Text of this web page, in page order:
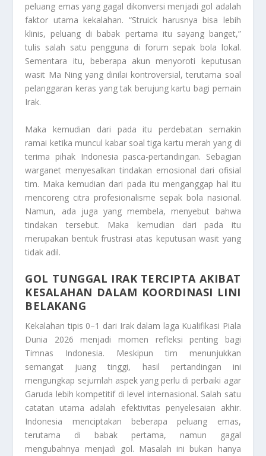
peluang emas yang gagal dikonversi menjadi gol adalah
faktor utama kekalahan. “Struick harusnya bisa lebih
klinis, peluang di babak pertama itu sayang banget,”
tulis salah satu pengguna di forum sepak bola lokal.
Sementara itu, beberapa akun menyoroti keputusan
wasit Ma Ning yang dinilai kontroversial, terutama soal
pelanggaran keras yang tak berujung kartu bagi pemain
Irak.
Maka kemudian dari pada itu perdebatan semakin
ramai ketika muncul kabar soal tiga kartu merah yang di
terima pihak Indonesia pasca-pertandingan. Sebagian
warganet menyesalkan tindakan emosional dari ofisial
tim. Maka kemudian dari pada itu menganggap hal itu
mencoreng citra profesionalisme sepak bola nasional.
Namun, ada juga yang membela, menyebut bahwa
tindakan tersebut. Maka kemudian dari pada itu
merupakan bentuk frustrasi atas keputusan wasit yang
tidak adil.
GOL TUNGGAL IRAK TERCIPTA AKIBAT
KESALAHAN DALAM KOORDINASI LINI
BELAKANG
Kekalahan tipis 0–1 dari Irak dalam laga Kualifikasi Piala
Dunia 2026 menjadi momen refleksi penting bagi
Timnas Indonesia. Meskipun tim menunjukkan
semangat juang tinggi, hasil pertandingan ini
mengungkap sejumlah aspek yang perlu di perbaiki agar
Garuda lebih kompetitif di level internasional. Salah satu
catatan utama adalah efektivitas penyelesaian akhir.
Indonesia menciptakan beberapa peluang emas,
terutama di babak pertama, namun gagal
mengubahnya menjadi gol. Masalah ini bukan hanya